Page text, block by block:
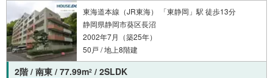
東海道本線（JR東海） 「東静岡」駅 徒歩13分
静岡県静岡市葵区長沼
2002年7月（築25年）
50戸 / 地上8階建
2階 / 南東 / 77.99m2 / 2SLDK